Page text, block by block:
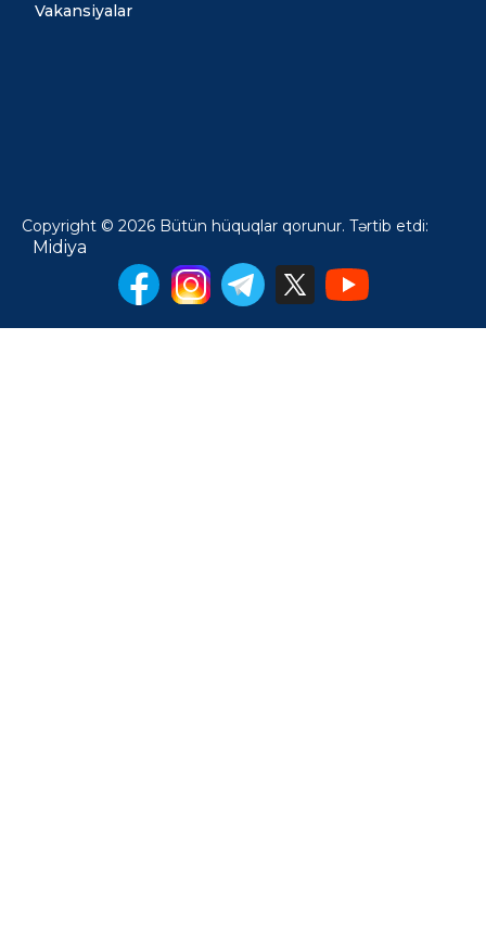
Vakansiyalar
Copyright © 2026 Bütün hüquqlar qorunur. Tərtib etdi:
Midiya